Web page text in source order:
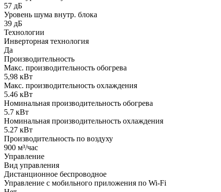
57 дБ
Уровень шума внутр. блока
39 дБ
Технологии
Инверторная технология
Да
Производительность
Макс. производительность обогрева
5,98 кВт
Макс. производительность охлаждения
5.46 кВт
Номинальная производительность обогрева
5.7 кВт
Номинальная производительность охлаждения
5.27 кВт
Производительность по воздуху
900 м³/час
Управление
Вид управления
Дистанционное беспроводное
Управление c мобильного приложения по Wi-Fi